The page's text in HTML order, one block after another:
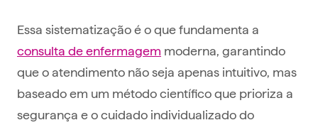
Essa sistematização é o que fundamenta a
consulta de enfermagem moderna, garantindo
que o atendimento não seja apenas intuitivo, mas
baseado em um método científico que prioriza a
segurança e o cuidado individualizado do